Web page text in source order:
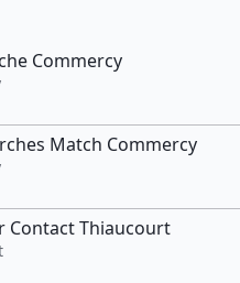
Commercy
Match Commercy
Contact Thiaucourt